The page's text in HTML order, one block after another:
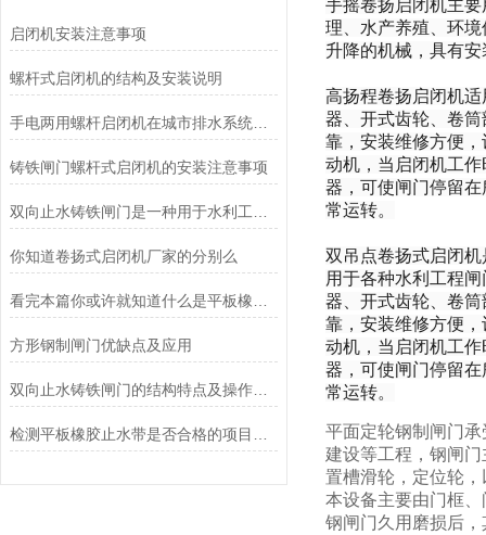
启闭机安装注意事项
螺杆式启闭机的结构及安装说明
手电两用螺杆启闭机在城市排水系统中的应用
铸铁闸门螺杆式启闭机的安装注意事项
你知道卷扬式启闭机厂家的分别么
方形钢制闸门优缺点及应用
双向止水铸铁闸门的结构特点及操作注意事项
手摇卷扬启闭机主
理、水产养殖、环
升降的机械，具有
高扬程卷扬启闭机
器、开式齿轮、卷
靠，安装维修方便
动机，当启闭机工
器，可使闸门停留
常运转。
双吊点卷扬式启闭
用于各种水利工程
器、开式齿轮、卷
靠，安装维修方便
动机，当启闭机工
器，可使闸门停留
常运转。
平面定轮钢制闸门
建设等工程，钢闸
置槽滑轮，定位轮
本设备主要由门框
钢闸门久用磨损后